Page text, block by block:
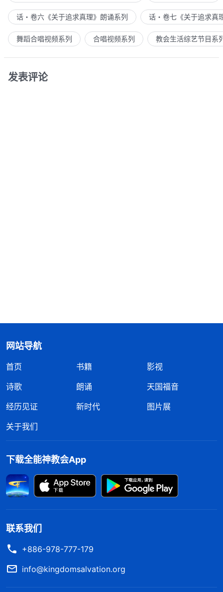
话・卷六《关于追求真理》朗诵系列 话・卷七《关于追求真
舞蹈合唱视频系列 合唱视频系列 教会生活综艺节目系
发表评论
网站导航
首页 书籍
影视
诗歌
朗诵
天国福音
经历见证
新时代
图片展
关于我们
下载全能神教会App
联系我们
+886-978-777-179
info@kingdomsalvation.org